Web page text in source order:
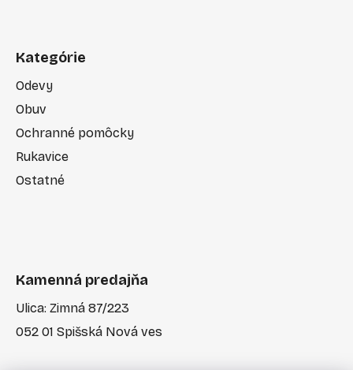
Kategórie
Odevy
Obuv
Ochranné pomôcky
Rukavice
Ostatné
Kamenná predajňa
Ulica: Zimná 87/223
052 01 Spišská Nová ves